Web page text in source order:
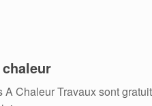
Chaleur Travaux sont